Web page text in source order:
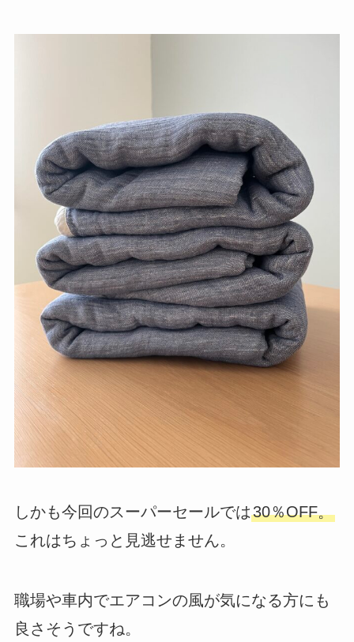
しかも今回のスーパーセールでは30％OFF。
これはちょっと見逃せません。
職場や車内でエアコンの風が気になる方にも
良さそうですね。